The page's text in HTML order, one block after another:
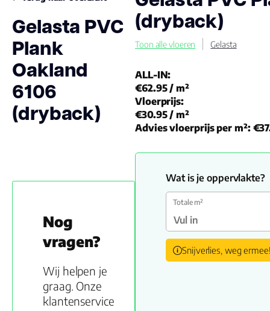
Gelasta PVC
Plank
Oakland
6106
(dryback)
Nog
vragen?
Wij helpen je
graag. Onze
klantenservice
(dryback)
Toon alle vloeren Gelasta
ALL-IN:
€62.95/ m²
Vloerprijs:
€30.95/ m²
Advies vloerprijs per m²:
Wat is je oppervlakte?
Totale m²
Snijverlies, weg